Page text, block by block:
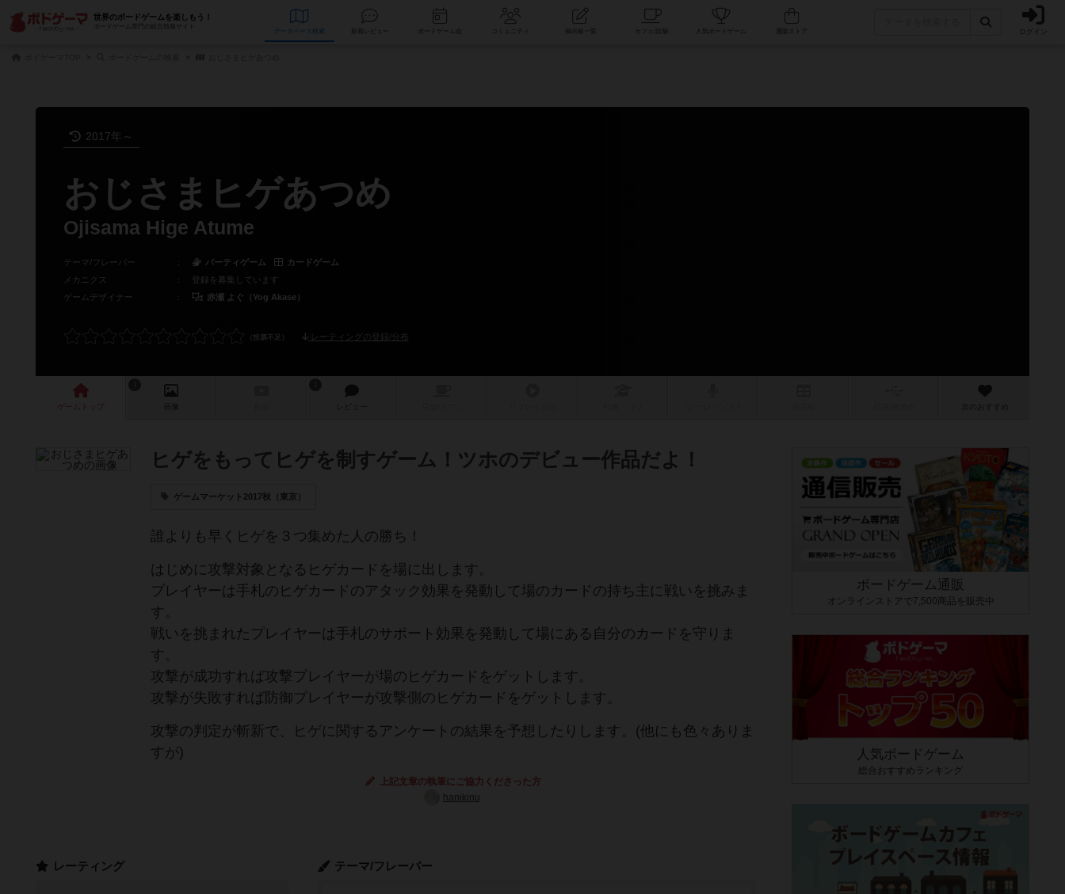
世界のボードゲームを楽しもう！
ボードゲーム専門の総合情報サイト
データベース コミュニティ 人気ボードゲーム ログイン
2017年～
おじさまヒゲあつめ
Ojisama Hige Atume
テーマ/フレーバー ： パーティゲーム
カードゲーム
メカニクス
：
登録を募集しています
ゲームデザイナー
： 赤瀬 よぐ（Yog Akase）
レーティングの登録/分布
ゲーム 画像 レビュー 次のおすすめ
ヒゲをもってヒゲを制すゲーム！ツホのデビュー作品だよ！
ゲームマーケット2017秋（東京）
誰よりも早くヒゲを３つ集めた人の勝ち！
はじめに攻撃対象となるヒゲカードを場に出します。
プレイヤーは手札のヒゲカードのアタック効果を発動して場のカードの持ち主に戦いを挑みま
す。
戦いを挑まれたプレイヤーは手札のサポート効果を発動して場にある自分のカードを守りま
す。
攻撃が成功すれば攻撃プレイヤーが場のヒゲカードをゲットします。
攻撃が失敗すれば防御プレイヤーが攻撃側のヒゲカードをゲットします。
攻撃の判定が斬新で、ヒゲに関するアンケートの結果を予想したりします。(他にも色々ありま
すが)
上記文章の執筆にご協力くださった方
hanikinu
テーマ/フレーバー
レーティング
ボードゲーム通販
オンラインストアで7,500商品を販売中
人気ボードゲーム
総合おすすめランキング